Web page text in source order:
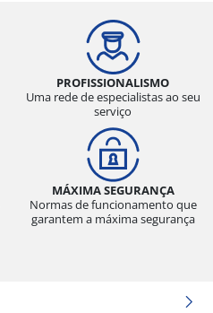
PROFISSIONALISMO
Uma rede de especialistas ao seu
serviço
MÁXIMA SEGURANÇA
Normas de funcionamento que
garantem a máxima segurança